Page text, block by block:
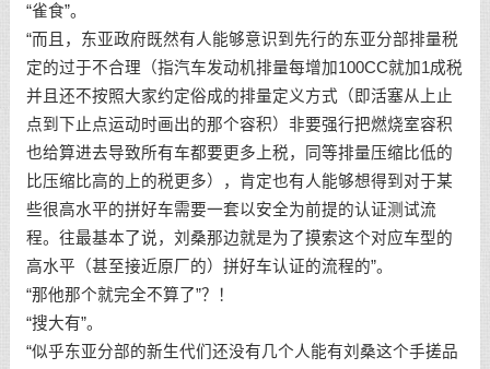
“雀食”。
“而且，东亚政府既然有人能够意识到先行的东亚分部排量税
定的过于不合理（指汽车发动机排量每增加100CC就加1成税
并且还不按照大家约定俗成的排量定义方式（即活塞从上止
点到下止点运动时画出的那个容积）非要强行把燃烧室容积
也给算进去导致所有车都要更多上税，同等排量压缩比低的
比压缩比高的上的税更多），肯定也有人能够想得到对于某
些很高水平的拼好车需要一套以安全为前提的认证测试流
程。往最基本了说，刘桑那边就是为了摸索这个对应车型的
高水平（甚至接近原厂的）拼好车认证的流程的”。
“那他那个就完全不算了”？！
“搜大有”。
“似乎东亚分部的新生代们还没有几个人能有刘桑这个手搓品